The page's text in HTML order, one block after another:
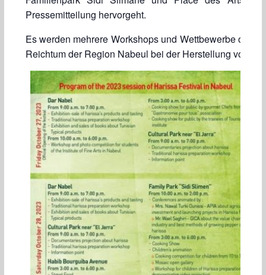
Pressemitteilung hervorgeht.
Es werden mehrere Workshops und Wettbewerbe
Reichtum der Region Nabeul bei der Herstellung von